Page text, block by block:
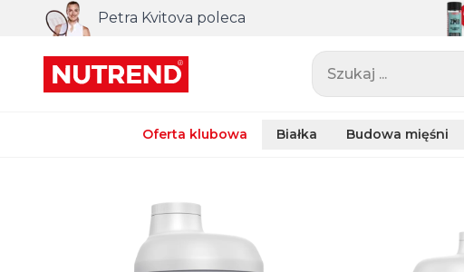
Petra Kvitova poleca
Szukaj ...
Oferta klubowa Białka Budowa mięśni